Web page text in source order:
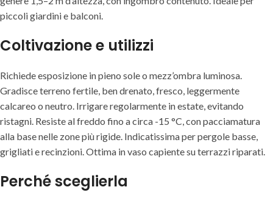
piccoli giardini e balconi.
Coltivazione e utilizzi
Richiede esposizione in pieno sole o mezz’ombra luminosa.
Gradisce terreno fertile, ben drenato, fresco, leggermente
calcareo o neutro. Irrigare regolarmente in estate, evitando
ristagni. Resiste al freddo fino a circa -15 °C, con pacciamatura
alla base nelle zone più rigide. Indicatissima per pergole basse,
grigliati e recinzioni. Ottima in vaso capiente su terrazzi riparati.
Perché sceglierla